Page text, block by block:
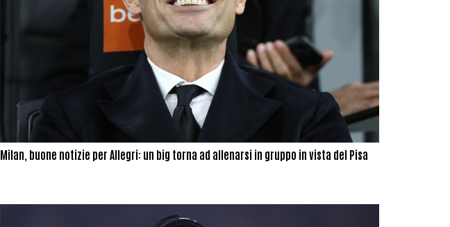
Milan, buone notizie per Allegri: un big torna ad allenarsi in gruppo in vista del Pisa